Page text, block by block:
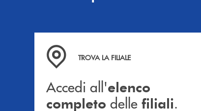
Accedi all' elenco completo delle filiali .
TROVA LA FILIALE
Accedi all'elenco
completo delle filiali.